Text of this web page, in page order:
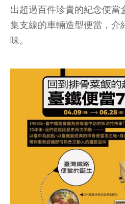
出超過百件珍貴的紀念便當
集支線的車輛造型便當，介
味。